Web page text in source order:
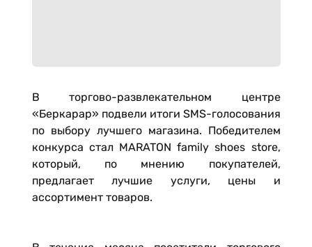
В торгово-развлекательном центре
«Беркарар» подвели итоги SMS-голосования
по выбору лучшего магазина. Победителем
конкурса стал MARATON family shoes store,
который, по мнению покупателей,
предлагает лучшие услуги, цены и
ассортимент товаров.